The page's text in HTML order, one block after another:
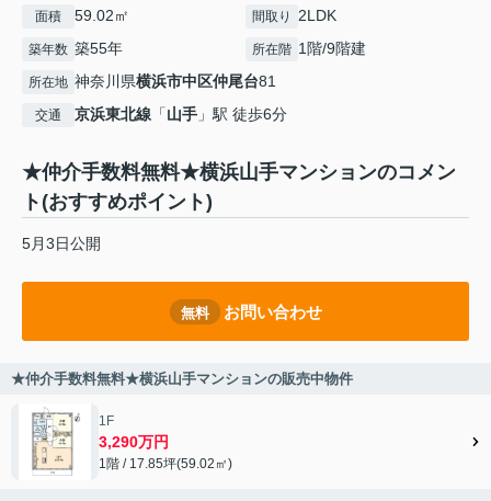
面積 59.02㎡ 間取り 2LDK
築年数 築55年 所在階 1階/9階建
所在地 神奈川県横浜市中区仲尾台81
交通 京浜東北線 「山手 」駅 徒歩6分
★仲介手数料無料★横浜山手マンションのコメン
ト(おすすめポイント)
5月3日公開
無料 お問い合わせ
★仲介手数料無料★横浜山手マンションの販売中物件
1F
3,290万円
1階 / 17.85坪(59.02㎡)